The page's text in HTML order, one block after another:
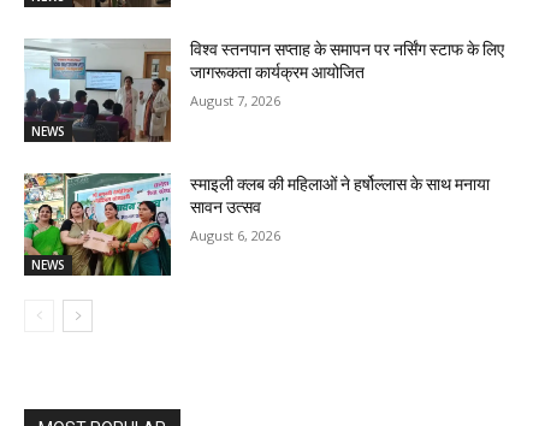
NEWS
विश्व स्तनपान सप्ताह के समापन पर नर्सिंग स्टाफ के लिए
जागरूकता कार्यक्रम आयोजित
August 7, 2026
NEWS
स्माइली क्लब की महिलाओं ने हर्षोल्लास के साथ मनाया
सावन उत्सव
August 6, 2026